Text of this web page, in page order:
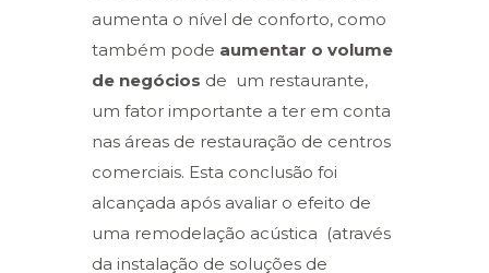
aumenta o nível de conforto, como
também pode aumentar o volume
de negócios de um restaurante,
um fator importante a ter em conta
nas áreas de restauração de centros
comerciais. Esta conclusão foi
alcançada após avaliar o efeito de
uma remodelação acústica (através
da instalação de soluções de